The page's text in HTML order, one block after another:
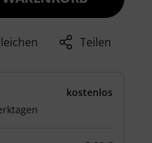
Teilen
kostenlos